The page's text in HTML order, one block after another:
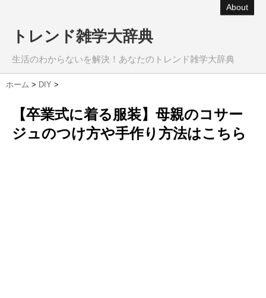
About
トレンド雑学大辞典
生活のわからないを解決！あなたのトレンド雑学大辞典
ホーム > DIY >
【卒業式に着る服装】母親のコサー
ジュのつけ方や手作り方法はこちら